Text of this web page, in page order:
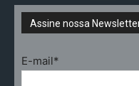
Assine nossa
E-mail*